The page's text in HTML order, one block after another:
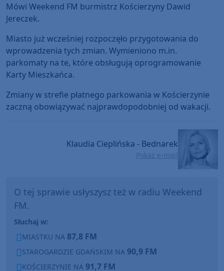
Mówi Weekend FM burmistrz Kościerzyny Dawid
Jereczek.
Miasto już wcześniej rozpoczęło przygotowania do
wprowadzenia tych zmian. Wymieniono m.in.
parkomaty na te, które obsługują oprogramowanie
Karty Mieszkańca.
Zmiany w strefie płatnego parkowania w Kościerzynie
zaczną obowiązywać najprawdopodobniej od wakacji.
Klaudia Cieplińska - Bednarek
Pokaż e-mail
O tej sprawie usłyszysz też w radiu Weekend
FM.
Słuchaj w:
MIASTKU NA 87,8 FM
STAROGARDZIE GDAŃSKIM NA 90,9 FM
KOŚCIERZYNIE NA 91,7 FM